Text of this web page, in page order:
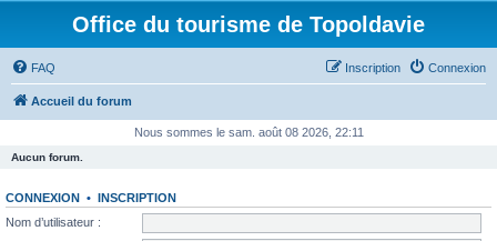
Office du tourisme de Topoldavie
FAQ Connexion
Inscription
Accueil du forum
Nous sommes le sam. août 08 2026, 22:11
Aucun forum.
CONNEXION • INSCRIPTION
Nom d’utilisateur :